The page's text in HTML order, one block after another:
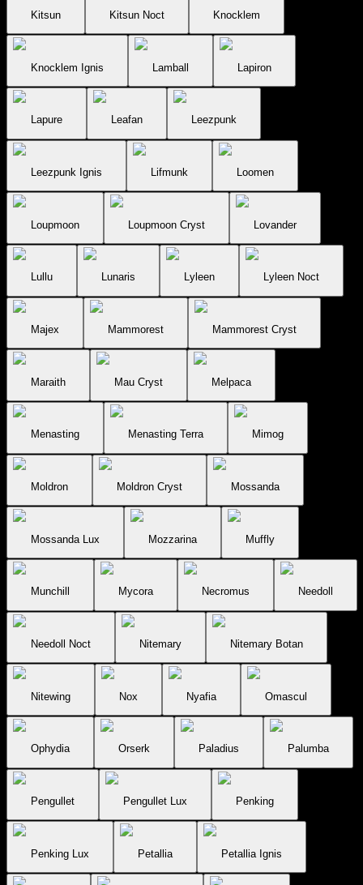
Kitsun Kitsun Noct Knocklem
Knocklem Ignis Lamball Lapiron
Lapure Leafan Leezpunk
Leezpunk Ignis Lifmunk Loomen
Loupmoon Loupmoon Cryst Lovander
Lullu Lunaris Lyleen Lyleen Noct
Majex Mammorest Mammorest Cryst
Maraith Mau Cryst Melpaca
Menasting Menasting Terra Mimog
Moldron Moldron Cryst Mossanda
Mossanda Lux Mozzarina Muffly
Munchill Mycora Necromus Needoll
Needoll Noct Nitemary Nitemary Botan
Nitewing Nox Nyafia Omascul
Ophydia Orserk Paladius Palumba
Pengullet Pengullet Lux Penking
Penking Lux Petallia Petallia Ignis